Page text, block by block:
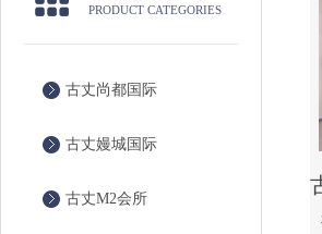
PRODUCT CATEGORIES
古丈尚都国际
古丈嫚城国际
古丈M2会所